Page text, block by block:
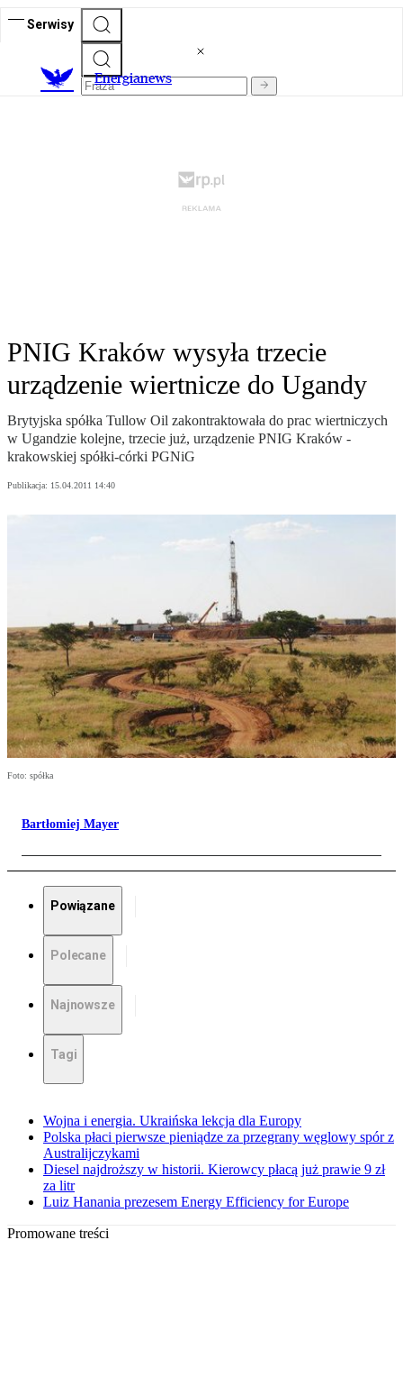
Serwisy
Energianews
PNIG Kraków wysyła trzecie
urządzenie wiertnicze do Ugandy
Brytyjska spółka Tullow Oil zakontraktowała do prac wiertniczych
w Ugandzie kolejne, trzecie już, urządzenie PNIG Kraków -
krakowskiej spółki-córki PGNiG
Publikacja: 15.04.2011 14:40
Foto: spółka
Bartłomiej Mayer
Powiązane
Polecane
Najnowsze
Tagi
Wojna i energia. Ukraińska lekcja dla Europy
Polska płaci pierwsze pieniądze za przegrany węglowy spór z
Australijczykami
Diesel najdroższy w historii. Kierowcy płacą już prawie 9 zł
za litr
Luiz Hanania prezesem Energy Efficiency for Europe
Promowane treści